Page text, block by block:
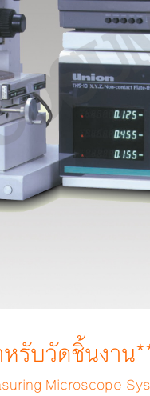
รับวัดชิ้นงาน
Microscope